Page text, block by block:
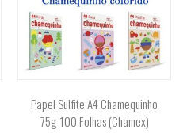
Papel Sulfite A4 Chamequinho
75g 100 Folhas (Chamex)